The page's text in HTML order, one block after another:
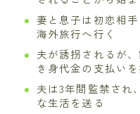
妻と息子は初恋相
海外旅行へ行く
夫が誘拐されるが
き身代金の支払い
夫は3年間監禁され
な生活を送る